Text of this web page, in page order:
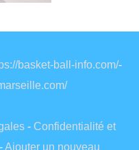
basket-ball-info.com/-
- Confidentialité et
-Ajouter un nouveau